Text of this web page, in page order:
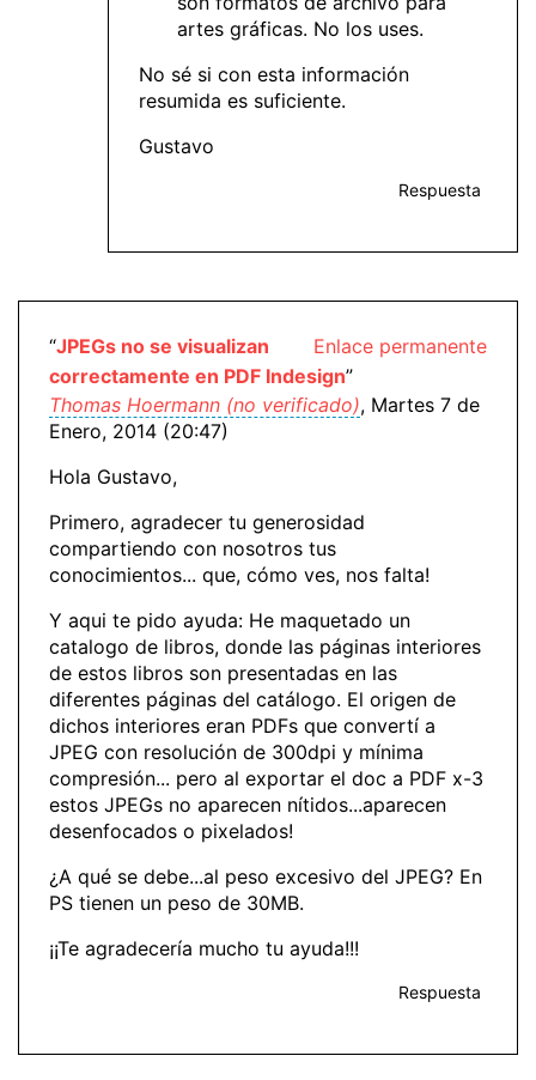
artes gráficas. No los uses.
No sé si con esta información
resumida es suficiente.
Gustavo
Respuesta
Enlace permanente
“JPEGs no se visualizan
correctamente en PDF Indesign”
Thomas Hoermann (no verificado), Martes 7 de
Enero, 2014 (20:47)
Hola Gustavo,
Primero, agradecer tu generosidad
compartiendo con nosotros tus
conocimientos... que, cómo ves, nos falta!
Y aqui te pido ayuda: He maquetado un
catalogo de libros, donde las páginas interiores
de estos libros son presentadas en las
diferentes páginas del catálogo. El origen de
dichos interiores eran PDFs que convertí a
JPEG con resolución de 300dpi y mínima
compresión... pero al exportar el doc a PDF x-3
estos JPEGs no aparecen nítidos...aparecen
desenfocados o pixelados!
¿A qué se debe...al peso excesivo del JPEG? En
PS tienen un peso de 30MB.
¡¡Te agradecería mucho tu ayuda!!!
Respuesta